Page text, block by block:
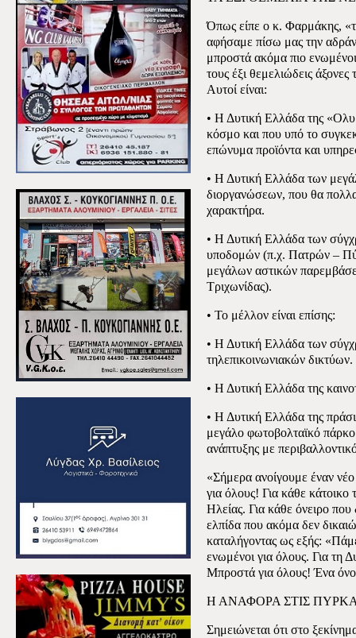
Όπως είπε ο κ. Φαρμάκης,
αφήσαμε πίσω μας την
μπροστά ακόμα πιο
τους έξι θεμελιώδεις
Αυτοί είναι:
• Η Δυτική Ελλάδα της
κόσμο και που υπό το
επώνυμα προϊόντα και
• Η Δυτική Ελλάδα των
διοργανώσεων, που θα
χαρακτήρα.
• Η Δυτική Ελλάδα των
υποδομών (π.χ. Πατρών –
μεγάλων αστικών
Τριχωνίδας).
• Το μέλλον είναι επίσης:
• Η Δυτική Ελλάδα των
τηλεπικοινωνιακών δικτύων.
• Η Δυτική Ελλάδα της
• Η Δυτική Ελλάδα της
μεγάλο φωτοβολταϊκό
ανάπτυξης με
«Σήμερα ανοίγουμε έναν
για όλους! Για κάθε κάτοικο
Ηλείας. Για κάθε όνειρο
ελπίδα που ακόμα δεν
καταλήγοντας ως εξής:
ενωμένοι για όλους. Για τη
Μπροστά για όλους! Ένα
Η ΑΝΑΦΟΡΑ ΣΤΙΣ
Σημειώνεται ότι στο